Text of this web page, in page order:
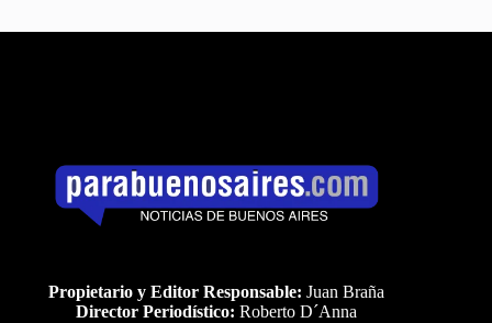
Propietario y Editor Responsable: Juan Braña
Director Periodístico: Roberto D´Anna